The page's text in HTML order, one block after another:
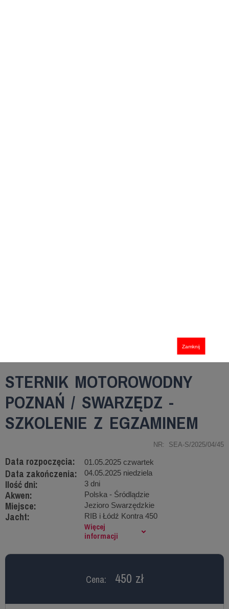
Zamknij
STERNIK MOTOROWODNY
POZNAŃ / SWARZĘDZ -
SZKOLENIE Z EGZAMINEM
NR: SEA-S/2025/04/45
Data rozpoczęcia: 01.05.2025 czwartek
Data zakończenia: 04.05.2025 niedziela
Ilość dni: 3 dni
Akwen: Polska - Śródlądzie
Miejsce: Jezioro Swarzędzkie
Jacht: RIB i Łódź Kontra 450
Więcej
informacji
Cena: 450 zł